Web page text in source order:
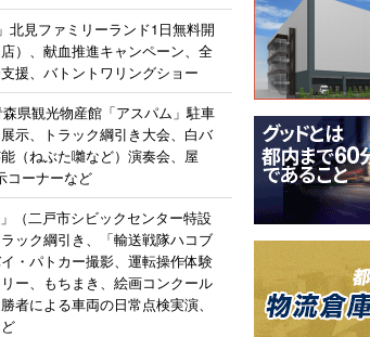
北見ファミリーランド1日無料開
）、献血推進キャンペーン、全
援、バトントワリングショー
県観光物産館「アスパム」駐車
示、トラック綱引き大会、白バ
（ねぶた囃など）演奏会、屋
コーナーなど
（二戸市シビックセンター特設
ック綱引き、「輸送戦隊ハコブ
・パトカー撮影、運転操作体験
ー、もちまき、絵画コンクール
者による車両の日常点検実演、